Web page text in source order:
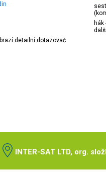
detailní dotazovač
hák
INTER-SAT LTD, org.